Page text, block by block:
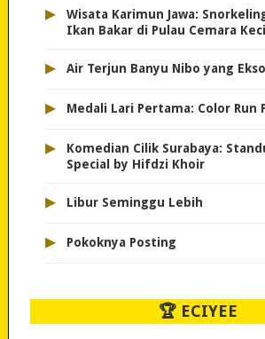
▸
Wisata Karimun Jawa:
Ikan Bakar di Pulau Cemara Kecil
▸ Air Terjun Banyu Nibo yang
▸ Medali Lari Pertama: Color Run
▸
Komedian Cilik Surabaya:
Special by Hifdzi Khoir
▸ Libur Seminggu Lebih
▸ Pokoknya Posting
🏆 ECIYEE